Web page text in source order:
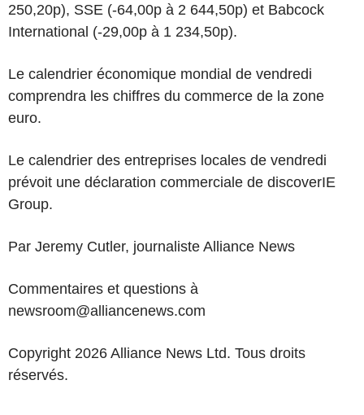
250,20p), SSE (-64,00p à 2 644,50p) et Babcock
International (-29,00p à 1 234,50p).
Le calendrier économique mondial de vendredi
comprendra les chiffres du commerce de la zone
euro.
Le calendrier des entreprises locales de vendredi
prévoit une déclaration commerciale de discoverIE
Group.
Par Jeremy Cutler, journaliste Alliance News
Commentaires et questions à
newsroom@alliancenews.com
Copyright 2026 Alliance News Ltd. Tous droits
réservés.